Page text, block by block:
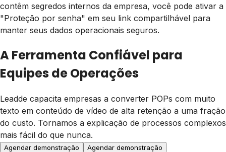
contêm segredos internos da empresa, você pode ativar a
"Proteção por senha" em seu link compartilhável para
manter seus dados operacionais seguros.
A Ferramenta Confiável para
Equipes de Operações
Leadde capacita empresas a converter POPs com muito
texto em conteúdo de vídeo de alta retenção a uma fração
do custo. Tornamos a explicação de processos complexos
mais fácil do que nunca.
Agendar demonstração
Agendar demonstração